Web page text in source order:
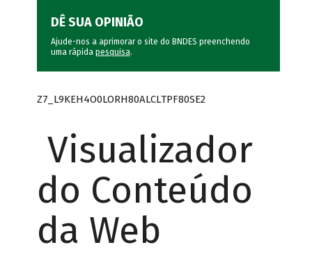
DÊ SUA OPINIÃO
Ajude-nos a aprimorar o site do BNDES preenchendo
uma rápida pesquisa.
Z7_L9KEH4O0LORH80ALCLTPF80SE2
Visualizador
do Conteúdo
da Web